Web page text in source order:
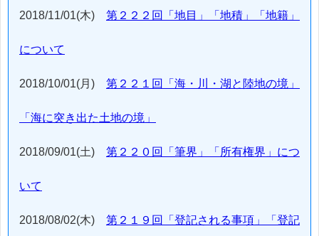
2018/11/01(木) 第２２２回「地目」「地積」「地籍」
について
2018/10/01(月) 第２２１回「海・川・湖と陸地の境」
「海に突き出た土地の境」
2018/09/01(土) 第２２０回「筆界」「所有権界」につ
いて
2018/08/02(木) 第２１９回「登記される事項」「登記